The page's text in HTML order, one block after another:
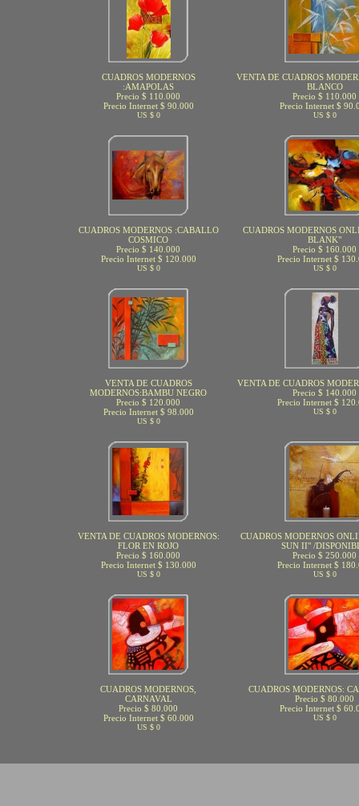
CUADROS MODERNOS
:AMAPOLAS
Precio $ 110.000
Precio Internet $ 90.000
US $ 0
VENTA DE CUADROS
BLANCO
Precio $ 110.000
Precio Internet $
US $ 0
CUADROS MODERNOS :CABALLO
COSMICO
Precio $ 140.000
Precio Internet $ 120.000
US $ 0
CUADROS MODERNOS
BLANK"
Precio $ 160.000
Precio Internet $
US $ 0
VENTA DE CUADROS
MODERNOS:BAMBU NEGRO
Precio $ 120.000
Precio Internet $ 98.000
US $ 0
VENTA DE CUADROS
Precio $ 140.000
Precio Internet $
US $ 0
VENTA DE CUADROS MODERNOS:
FLOR EN ROJO
Precio $ 160.000
Precio Internet $ 130.000
US $ 0
CUADROS MODERNOS
SUN II" /
Precio $ 250.000
Precio Internet $
US $ 0
CUADROS MODERNOS,
CARNAVAL
Precio $ 80.000
Precio Internet $ 60.000
US $ 0
CUADROS MODERNOS:
Precio $ 80.000
Precio Internet $
US $ 0